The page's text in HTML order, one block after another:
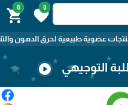
0
favorite
0
shopping_cart
عضوية طبيعية لحرق الدهون
التوجيهي play_circle